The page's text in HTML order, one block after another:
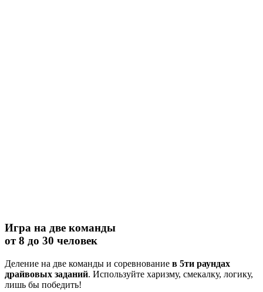
Игра на две команды
от 8 до 30 человек
Деление на две команды и соревнование в 5ти раундах
драйвовых заданий. Используйте харизму, смекалку, логику,
лишь бы победить!